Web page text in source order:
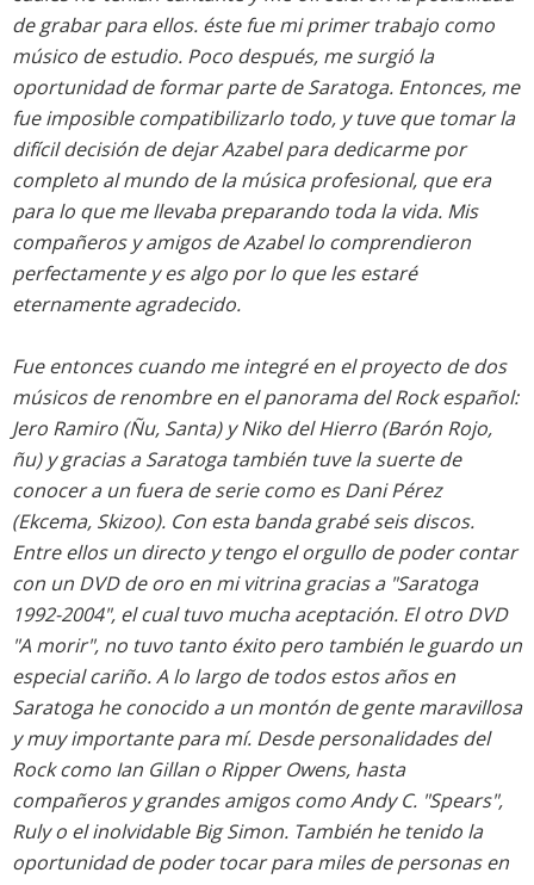
de grabar para ellos. éste fue mi primer trabajo como
músico de estudio. Poco después, me surgió la
oportunidad de formar parte de Saratoga. Entonces, me
fue imposible compatibilizarlo todo, y tuve que tomar la
difícil decisión de dejar Azabel para dedicarme por
completo al mundo de la música profesional, que era
para lo que me llevaba preparando toda la vida. Mis
compañeros y amigos de Azabel lo comprendieron
perfectamente y es algo por lo que les estaré
eternamente agradecido.
Fue entonces cuando me integré en el proyecto de dos
músicos de renombre en el panorama del Rock español:
Jero Ramiro (Ñu, Santa) y Niko del Hierro (Barón Rojo,
ñu) y gracias a Saratoga también tuve la suerte de
conocer a un fuera de serie como es Dani Pérez
(Ekcema, Skizoo). Con esta banda grabé seis discos.
Entre ellos un directo y tengo el orgullo de poder contar
con un DVD de oro en mi vitrina gracias a "Saratoga
1992-2004", el cual tuvo mucha aceptación. El otro DVD
"A morir", no tuvo tanto éxito pero también le guardo un
especial cariño. A lo largo de todos estos años en
Saratoga he conocido a un montón de gente maravillosa
y muy importante para mí. Desde personalidades del
Rock como Ian Gillan o Ripper Owens, hasta
compañeros y grandes amigos como Andy C. "Spears",
Ruly o el inolvidable Big Simon. También he tenido la
oportunidad de poder tocar para miles de personas en